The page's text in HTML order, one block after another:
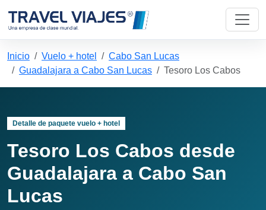
Inicio Vuelo + hotel
Cabo San Lucas
Guadalajara a Cabo San Lucas
Tesoro Los Cabos
Detalle de paquete vuelo + hotel
Tesoro Los Cabos desde
Guadalajara a Cabo San
Lucas